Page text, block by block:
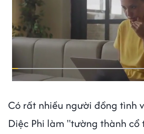
Có rất nhiều người đồng tình
Diệc Phi làm "tường thành cổ